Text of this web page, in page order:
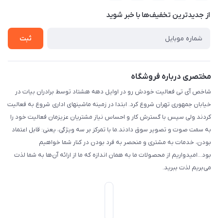
بست پنجم، پلاک: 1.0، طبقه: 3، واحد: غربی، / واحد فروش :تهران،
درباره ما
راهنما
از جدید‌ترین تخفیف‌ها با‌ خبر شوید
ثبت
مختصری درباره فروشگاه
شاخص آی تی فعالیت خودش رو در اوایل دهه هشتاد توسط برادران بیات در
خیابان جمهوری تهران شروع کرد. ابتدا در زمینه ماشینهای اداری شروع به فعالیت
کردند ولی سپس با گسترش کار و احساس نیاز مشتریان عزیزمان فعالیت خود را
به سمت صوت و تصویر سوق دادند.ما با تمرکز بر سه ویژگی، یعنی: قابل اعتماد
بودن، خدمات به مشتری و منحصر به فرد بودن در کنار شما خواهیم
بود...امیدواریم از محصولات ما به همان اندازه که ما از ارائه آن‌ها به شما لذت
می‌‌بریم لذت ببرید.